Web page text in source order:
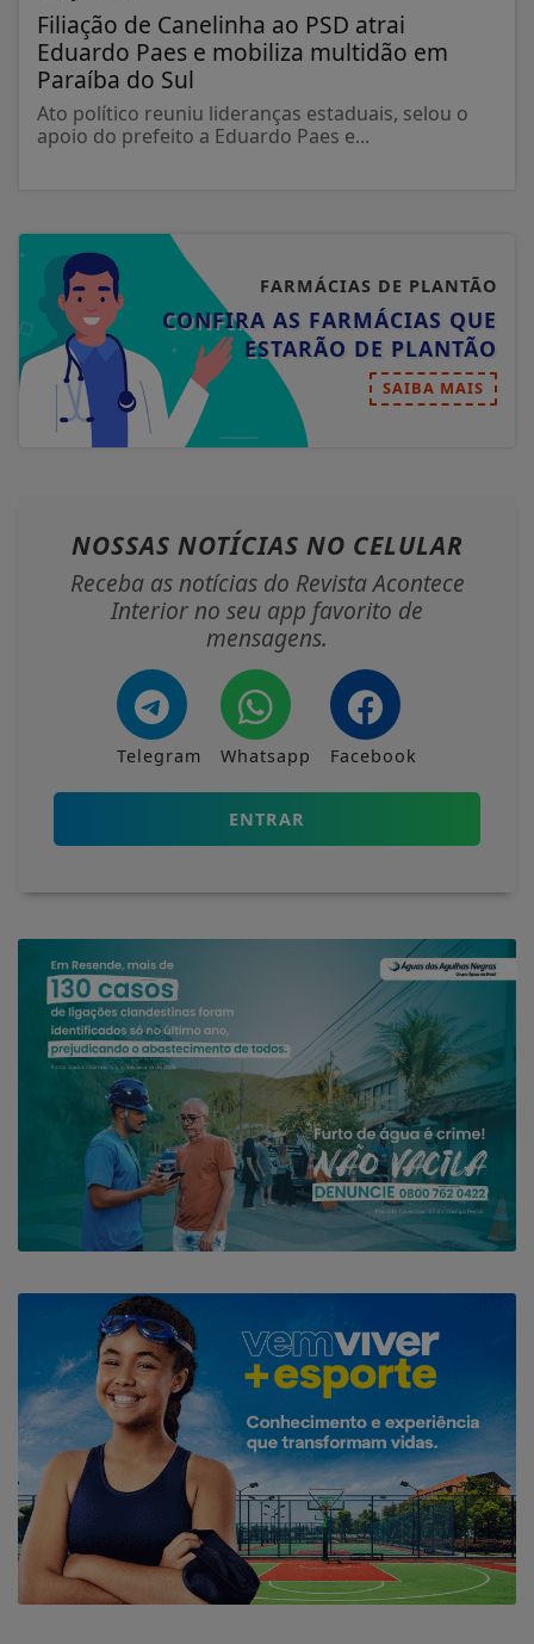
Filiação de Canelinha ao PSD atrai
Eduardo Paes e mobiliza multidão em
Paraíba do Sul
Ato político reuniu lideranças estaduais, selou o
apoio do prefeito a Eduardo Paes e...
FARMÁCIAS DE PLANTÃO
CONFIRA AS FARMÁCIAS QUE
ESTARÃO DE PLANTÃO
SAIBA MAIS
NOSSAS NOTÍCIAS NO CELULAR
Receba as notícias do Revista Acontece
Interior no seu app favorito de
mensagens.
Telegram Whatsapp Facebook
ENTRAR